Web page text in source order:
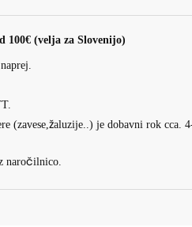
100€ (velja za Slovenijo)
(zavese,žaluzije..) je dobavni rok cca.
naročilnico.